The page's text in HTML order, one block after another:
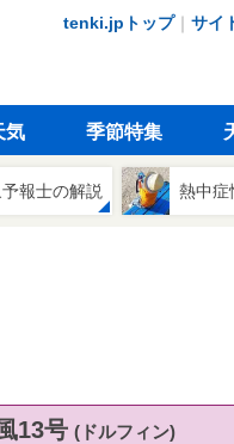
tenki.jpトップ｜ サイ
気 季節特集
報士の解説 熱中症
13号 (ドルフィン)